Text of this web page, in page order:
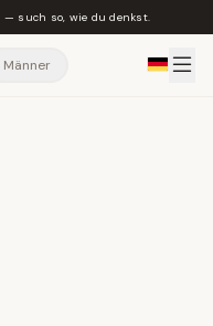
such so, wie du denkst.
Männer